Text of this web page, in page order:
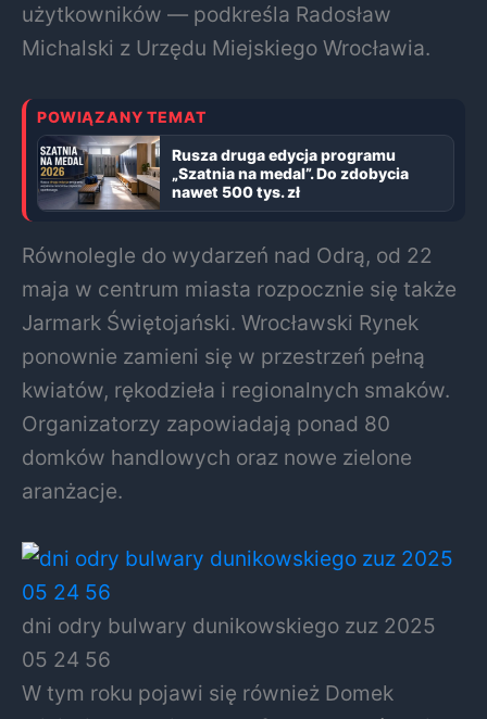
użytkowników — podkreśla Radosław
Michalski z Urzędu Miejskiego Wrocławia.
POWIĄZANY TEMAT
Rusza druga edycja programu
„Szatnia na medal”. Do zdobycia
nawet 500 tys. zł
Równolegle do wydarzeń nad Odrą, od 22
maja w centrum miasta rozpocznie się także
Jarmark Świętojański. Wrocławski Rynek
ponownie zamieni się w przestrzeń pełną
kwiatów, rękodzieła i regionalnych smaków.
Organizatorzy zapowiadają ponad 80
domków handlowych oraz nowe zielone
aranżacje.
dni odry bulwary dunikowskiego zuz 2025
05 24 56
W tym roku pojawi się również Domek